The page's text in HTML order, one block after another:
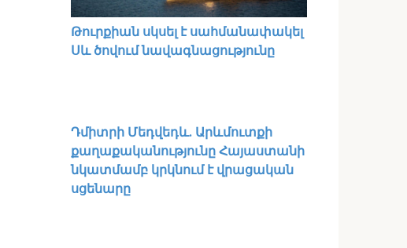
Թուրքիան սկսել է սահմանափակել
Սև ծովում նավագնացությունը
Դմիտրի Մեդվեդև. Արևմուտքի
քաղաքականությունը Հայաստանի
նկատմամբ կրկնում է վրացական
սցենարը